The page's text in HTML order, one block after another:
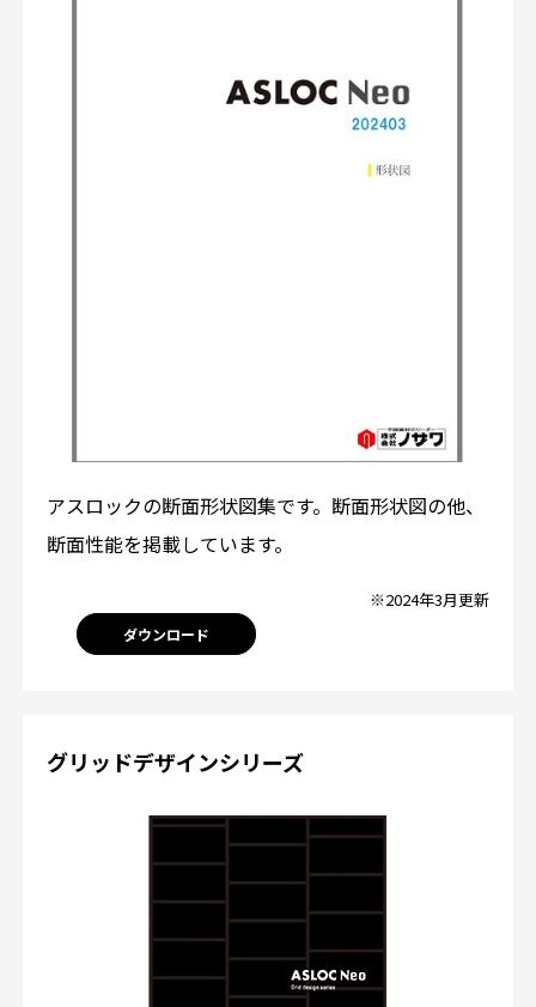
アスロックの断面形状図集です。断面形状図の他、
断面性能を掲載しています。
※2024年3月更新
ダウンロード
グリッドデザインシリーズ